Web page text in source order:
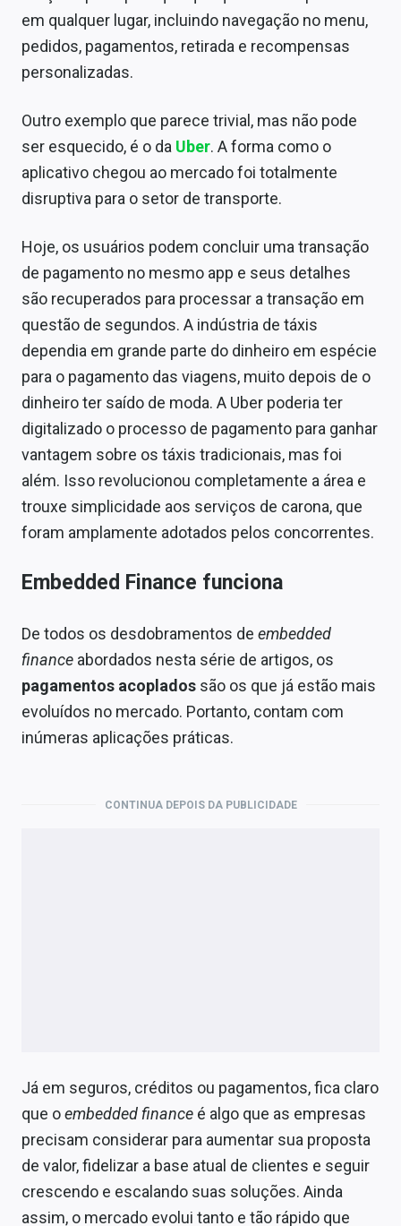
em qualquer lugar, incluindo navegação no menu,
pedidos, pagamentos, retirada e recompensas
personalizadas.
Outro exemplo que parece trivial, mas não pode
ser esquecido, é o da Uber. A forma como o
aplicativo chegou ao mercado foi totalmente
disruptiva para o setor de transporte.
Hoje, os usuários podem concluir uma transação
de pagamento no mesmo app e seus detalhes
são recuperados para processar a transação em
questão de segundos. A indústria de táxis
dependia em grande parte do dinheiro em espécie
para o pagamento das viagens, muito depois de o
dinheiro ter saído de moda. A Uber poderia ter
digitalizado o processo de pagamento para ganhar
vantagem sobre os táxis tradicionais, mas foi
além. Isso revolucionou completamente a área e
trouxe simplicidade aos serviços de carona, que
foram amplamente adotados pelos concorrentes.
Embedded Finance funciona
De todos os desdobramentos de embedded
finance abordados nesta série de artigos, os
pagamentos acoplados são os que já estão mais
evoluídos no mercado. Portanto, contam com
inúmeras aplicações práticas.
CONTINUA DEPOIS DA PUBLICIDADE
Já em seguros, créditos ou pagamentos, fica claro
que oembedded finance é algo que as empresas
precisam considerar para aumentar sua proposta
de valor, fidelizar a base atual de clientes e seguir
crescendo e escalando suas soluções. Ainda
assim, o mercado evolui tanto e tão rápido que